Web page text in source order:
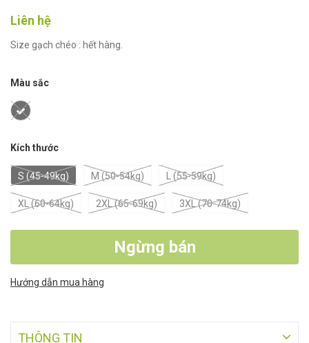
Liên hệ
Size gạch chéo : hết hàng.
Màu sắc
Kích thước
S (45-49kg) M (50-54kg) L (55-59kg)
XL (60-64kg) 2XL (65-69kg) 3XL (70-74kg)
Ngừng bán
Hướng dẫn mua hàng
THÔNG TIN